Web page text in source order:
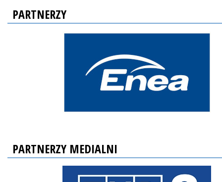
PARTNERZY
PARTNERZY MEDIALNI